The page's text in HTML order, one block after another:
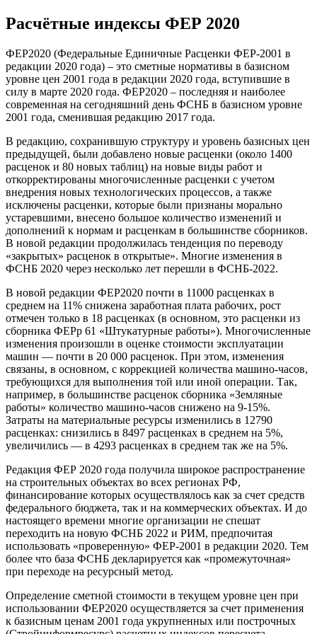
Расчётные индексы ФЕР 2020
ФЕР2020 (Федеральные Единичные Расценки ФЕР-2001 в
редакции 2020 года) – это сметные нормативы в базисном
уровне цен 2001 года в редакции 2020 года, вступившие в
силу в марте 2020 года. ФЕР2020 – последняя и наиболее
современная на сегодняшний день ФСНБ в базисном уровне
2001 года, сменившая редакцию 2017 года.
В редакцию, сохранившую структуру и уровень базисных цен
предыдущей, были добавлено новые расценки (около 1400
расценок и 80 новых таблиц) на новые виды работ и
откорректированы многочисленные расценки с учетом
внедрения новых технологических процессов, а также
исключены расценки, которые были признаны морально
устаревшими, внесено большое количество изменений и
дополнений к нормам и расценкам в большинстве сборников.
В новой редакции продолжилась тенденция по переводу
«закрытых» расценок в открытые». Многие изменения в
ФСНБ 2020 через несколько лет перешли в ФСНБ-2022.
В новой редакции ФЕР2020 почти в 11000 расценках в
среднем на 11% снижена заработная плата рабочих, рост
отмечен только в 18 расценках (в основном, это расценки из
сборника ФЕРр 61 «Штукатурные работы»). Многочисленные
изменения произошли в оценке стоимости эксплуатации
машин — почти в 20 000 расценок. При этом, изменения
связаны, в основном, с коррекцией количества машино-часов,
требующихся для выполнения той или иной операции. Так,
например, в большинстве расценок сборника «Земляные
работы» количество машино-часов снижено на 9-15%.
Затраты на материальные ресурсы изменились в 12790
расценках: снизились в 8497 расценках в среднем на 5%,
увеличились — в 4293 расценках в среднем так же на 5%.
Редакция ФЕР 2020 года получила широкое распространение
на строительных объектах во всех регионах РФ,
финансирование которых осуществлялось как за счет средств
федерального бюджета, так и на коммерческих объектах. И до
настоящего времени многие организации не спешат
переходить на новую ФСНБ 2022 и РИМ, предпочитая
использовать «проверенную» ФЕР-2001 в редакции 2020. Тем
более что база ФСНБ декларируется как «промежуточная»
при переходе на ресурсный метод.
Определение сметной стоимости в текущем уровне цен при
использовании ФЕР2020 осуществляется за счет применения
к базисным ценам 2001 года укрупненных или построчных